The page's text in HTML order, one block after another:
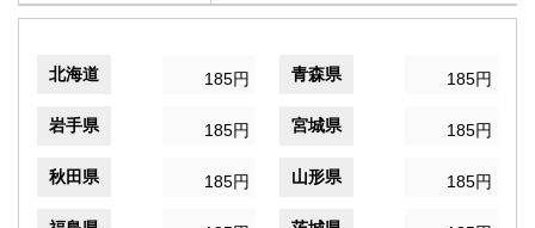
北海道 185円 青森県 185円
岩手県 185円 宮城県 185円
秋田県 185円 山形県 185円